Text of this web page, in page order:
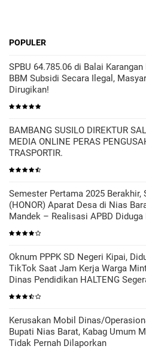
POPULER
SPBU 64.785.06 di Balai Karangan
BBM Subsidi Secara Ilegal,
Dirugikan!
BAMBANG SUSILO DIREKTUR
MEDIA ONLINE PERAS
TRASPORTIR.
Semester Pertama 2025 Berakhir,
(HONOR) Aparat Desa di Nias
Mandek – Realisasi APBD Diduga
Oknum PPPK SD Negeri Kipai,
TikTok Saat Jam Kerja Warga
Dinas Pendidikan HALTENG
Kerusakan Mobil Dinas/
Bupati Nias Barat, Kabag Umum
Tidak Pernah Dilaporkan